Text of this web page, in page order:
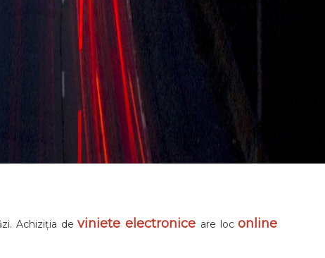
Achiziția deviniete electronice are loconline